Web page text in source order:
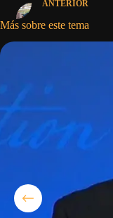
ANTERIOR
Más sobre este tema